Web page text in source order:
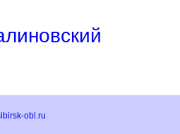
obl.ru